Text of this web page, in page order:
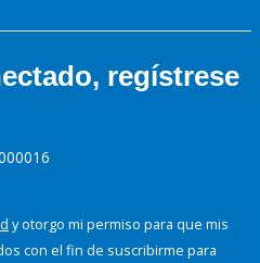
regístrese
y otorgo mi permiso para que mis
con el fin de suscribirme para